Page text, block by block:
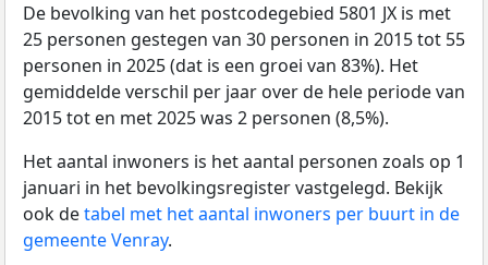
De bevolking van het postcodegebied 5801 JX is met
25 personen gestegen van 30 personen in 2015 tot 55
personen in 2025 (dat is een groei van 83%). Het
gemiddelde verschil per jaar over de hele periode van
2015 tot en met 2025 was 2 personen (8,5%).
Het aantal inwoners is het aantal personen zoals op 1
januari in het bevolkingsregister vastgelegd. Bekijk
ook detabel met het aantal inwoners per buurt in de
gemeente Venray.